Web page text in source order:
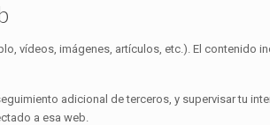
vídeos, imágenes, artículos, etc.). El contenido
adicional de terceros, y supervisar tu
a esa web.